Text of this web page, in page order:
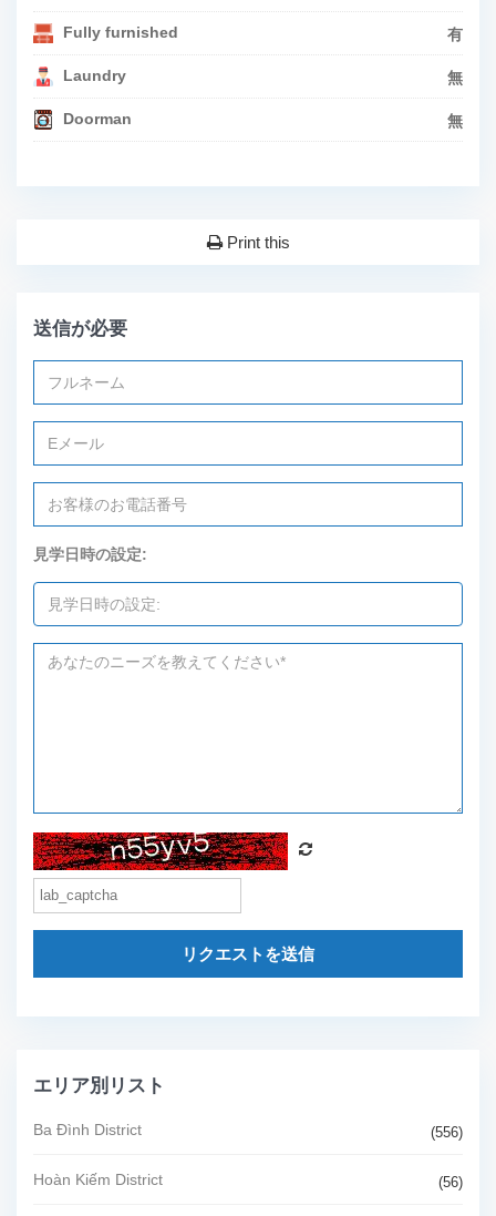
Fully furnished 有
Laundry 無
Doorman 無
Print this
送信が必要
見学日時の設定:
リクエストを送信
エリア別リスト
Ba Đình District (556)
Hoàn Kiếm District (56)